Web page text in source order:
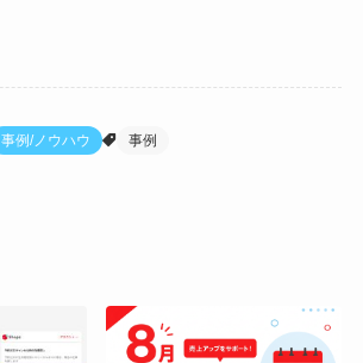
事例/ノウハウ 事例